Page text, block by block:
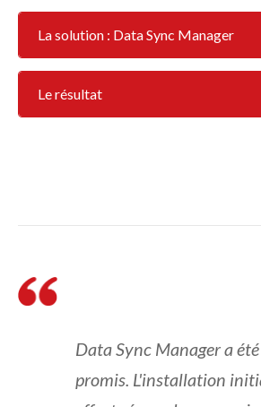
La solution : Data Sync Manager
Le résultat
Data Sync Manager a
promis. L'installation